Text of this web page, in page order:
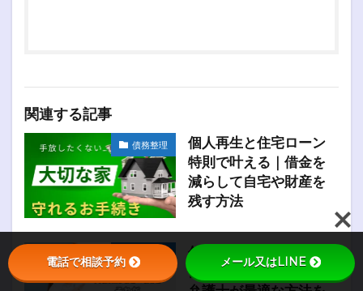
関連する記事
債務整理
個人再生と住宅ローン
特則で叶える｜借金を
減らして自宅や財産を
残す方法
任意整理・個人再生・
自己破産を徹底比較！
電話で相談予約 メール又はLINE